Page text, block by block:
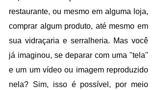
restaurante, ou mesmo em alguma loja,
comprar algum produto, até mesmo em
sua vidraçaria e serralheria. Mas você
já imaginou, se deparar com uma "tela''
e um um vídeo ou imagem reproduzido
nela? Sim, isso é possível, por meio